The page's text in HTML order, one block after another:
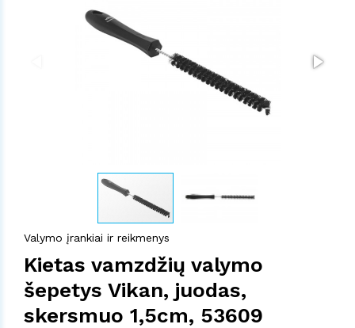
Valymo įrankiai ir reikmenys
Kietas vamzdžių valymo
šepetys Vikan, juodas,
skersmuo 1,5cm, 53609